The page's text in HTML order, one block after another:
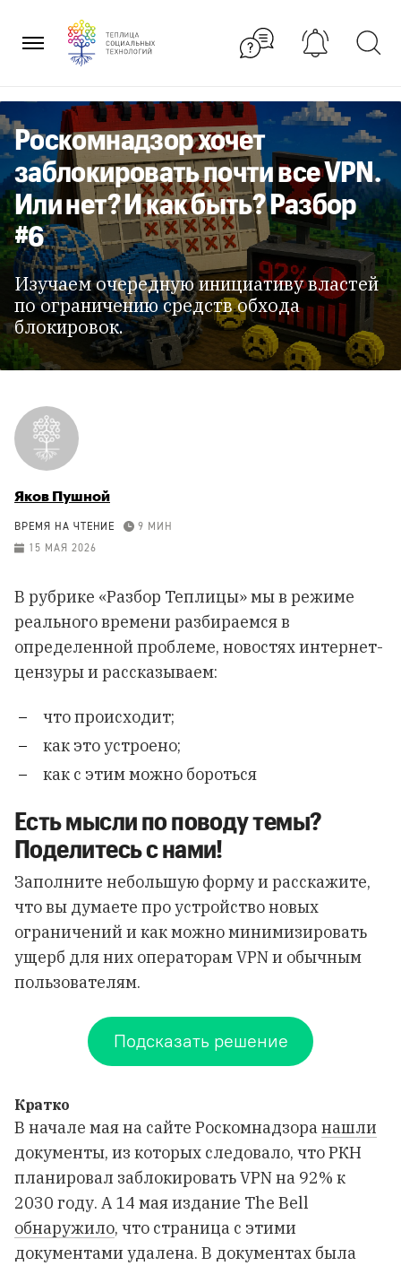
содержанию
Роскомнадзор хочет
заблокировать почти все VPN.
Или нет? И как быть? Разбор
#6
Изучаем очередную инициативу властей
по ограничению средств обхода
блокировок.
Яков Пушной
ВРЕМЯ НА ЧТЕНИЕ
9 МИН
15 МАЯ 2026
В рубрике «Разбор Теплицы» мы в режиме
реального времени разбираемся в
определенной проблеме, новостях интернет-
цензуры и рассказываем:
что происходит;
как это устроено;
как с этим можно бороться
Есть мысли по поводу темы?
Поделитесь с нами!
Заполните небольшую форму и расскажите,
что вы думаете про устройство новых
ограничений и как можно минимизировать
ущерб для них операторам VPN и обычным
пользователям.
Подсказать решение
Кратко
В начале мая на сайте Роскомнадзоранашли
документы, из которых следовало, что РКН
планировал заблокировать VPN на 92% к
2030 году. А 14 мая издание The Bell
обнаружило, что страница с этими
документами удалена. В документах была